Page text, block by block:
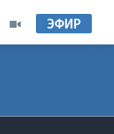
ЭФИР